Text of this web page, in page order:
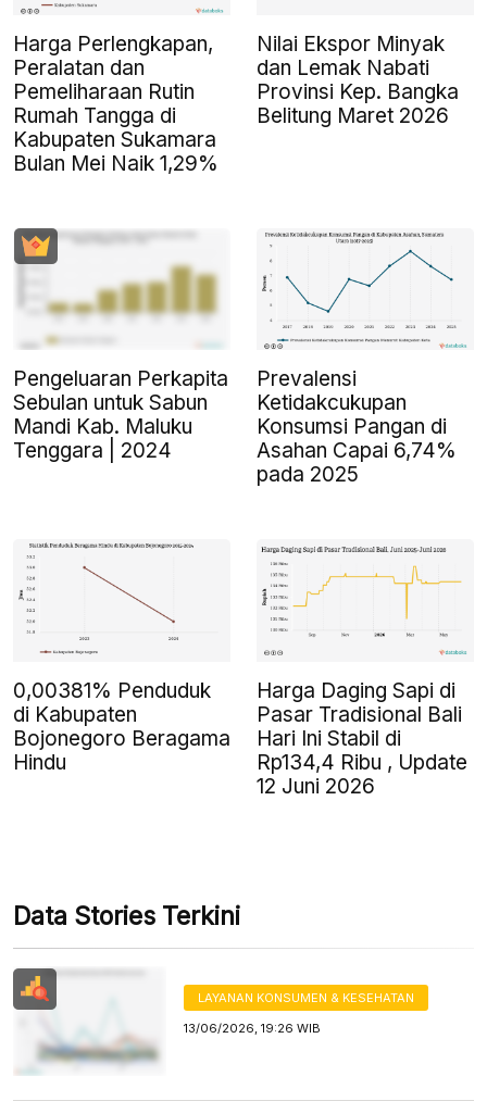
Harga Perlengkapan,
Peralatan dan
Pemeliharaan Rutin
Rumah Tangga di
Kabupaten Sukamara
Bulan Mei Naik 1,29%
Nilai Ekspor Minyak
dan Lemak Nabati
Provinsi Kep. Bangka
Belitung Maret 2026
Pengeluaran Perkapita
Sebulan untuk Sabun
Mandi Kab. Maluku
Tenggara | 2024
Prevalensi
Ketidakcukupan
Konsumsi Pangan di
Asahan Capai 6,74%
pada 2025
0,00381% Penduduk
di Kabupaten
Bojonegoro Beragama
Hindu
Harga Daging Sapi di
Pasar Tradisional Bali
Hari Ini Stabil di
Rp134,4 Ribu , Update
12 Juni 2026
Data Stories Terkini
LAYANAN KONSUMEN & KESEHATAN
13/06/2026, 19:26 WIB